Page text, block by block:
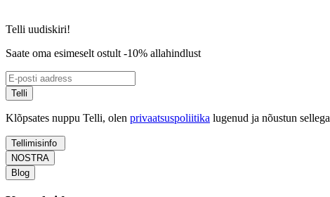
Telli uudiskiri!
Saate oma esimeselt ostult -10% allahindlust
Telli
Klõpsates nuppu Telli, olen privaatsuspoliitika lugenud ja nõustun sellega
Tellimisinfo
NOSTRA
Blog